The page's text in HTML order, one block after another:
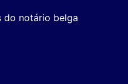
do notário belga